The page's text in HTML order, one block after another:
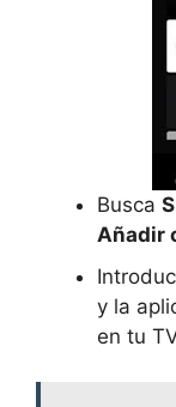
Busca
Añadir
y la
en tu